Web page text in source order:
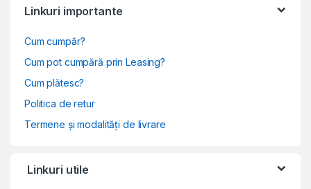
Linkuri importante
Cum cumpăr?
Cum pot cumpără prin Leasing?
Cum plătesc?
Politica de retur
Termene și modalități de livrare
Linkuri utile